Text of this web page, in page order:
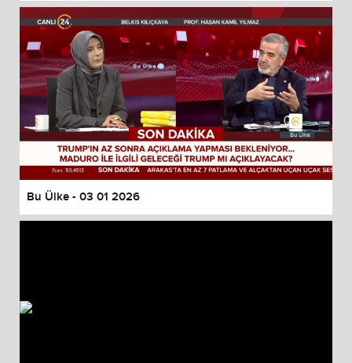
Bu Ülke - 03 01 2026